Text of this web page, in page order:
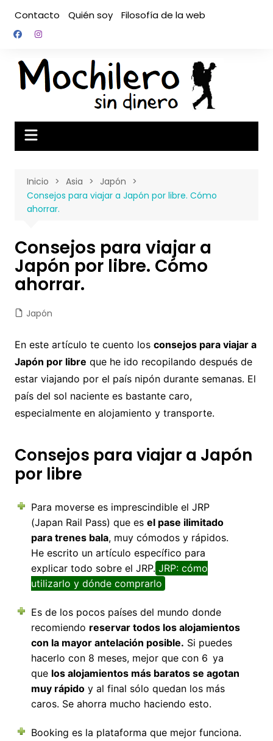
contenido
Contacto Quién soy Filosofía de la web
Inicio Asia
Japón
Consejos para viajar a Japón por libre. Cómo
ahorrar.
Consejos para viajar a
Japón por libre. Cómo
ahorrar.
Japón
En este artículo te cuento los consejos para viajar a
Japón por libre que he ido recopilando después de
estar viajando por el país nipón durante semanas. El
país del sol naciente es bastante caro,
especialmente en alojamiento y transporte.
Consejos para viajar a Japón
por libre
Para moverse es imprescindible el JRP
(Japan Rail Pass) que es el pase ilimitado
para trenes bala, muy cómodos y rápidos.
He escrito un artículo específico para
explicar todo sobre el JRP. JRP: cómo
utilizarlo y dónde comprarlo
Es de los pocos países del mundo donde
recomiendo reservar todos los alojamientos
con la mayor antelación posible. Si puedes
hacerlo con 8 meses, mejor que con 6 ya
que los alojamientos más baratos se agotan
muy rápidoy al final sólo quedan los más
caros. Se ahorra mucho haciendo esto.
Booking es la plataforma que mejor funciona.